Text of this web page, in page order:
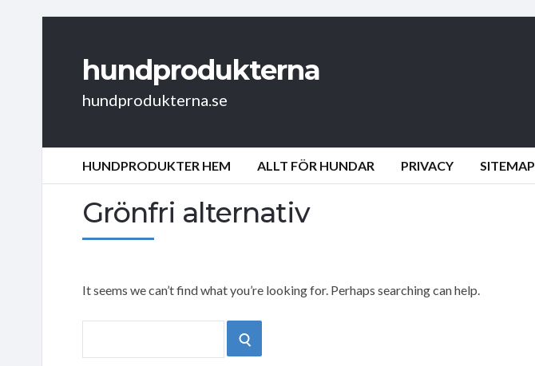
hundprodukterna
hundprodukterna.se
HUNDPRODUKTER HEM ALLT FÖR HUNDAR PRIVACY SITEMAP
Grönfri alternativ
It seems we can’t find what you’re looking for. Perhaps searching can help.
SEARCH